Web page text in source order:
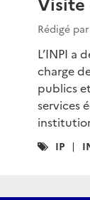
Rédigé
L’INPI a
charge
publics
services
IP